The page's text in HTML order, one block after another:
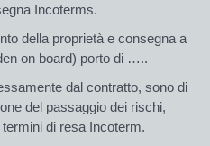
Incoterms.
della proprietà e consegna a
on board) porto di …..
dal contratto, sono di
del passaggio dei rischi,
di resa Incoterm.